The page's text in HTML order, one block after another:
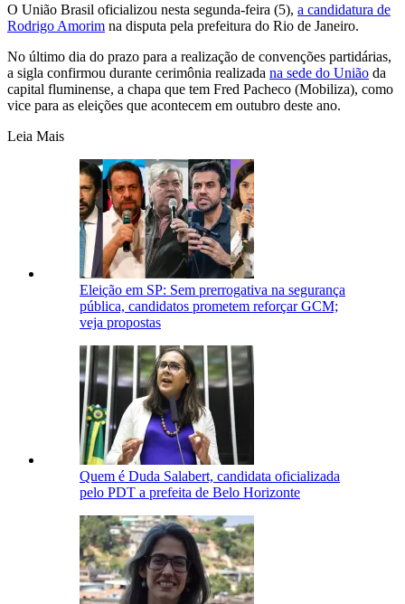
O União Brasil oficializou nesta segunda-feira (5), a candidatura de
Rodrigo Amorim na disputa pela prefeitura do Rio de Janeiro.
No último dia do prazo para a realização de convenções partidárias,
a sigla confirmou durante cerimônia realizada na sede do União da
capital fluminense, a chapa que tem Fred Pacheco (Mobiliza), como
vice para as eleições que acontecem em outubro deste ano.
Leia Mais
Eleição em SP: Sem prerrogativa na segurança
pública, candidatos prometem reforçar GCM;
veja propostas
Quem é Duda Salabert, candidata oficializada
pelo PDT a prefeita de Belo Horizonte